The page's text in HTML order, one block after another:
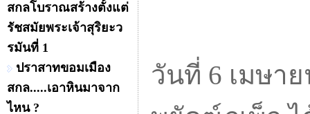
สกลโบราณสร้างตั้งแต่
รัชสมัยพระเจ้าสุริยะว
รมันที่ 1
ปราสาทขอมเมือง
สกล.....เอาหินมาจาก
ไหน ?
วันที่ 6 เมษา